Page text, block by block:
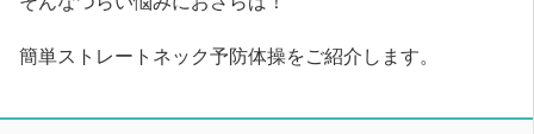
簡単ストレートネック予防体操をご紹介します。